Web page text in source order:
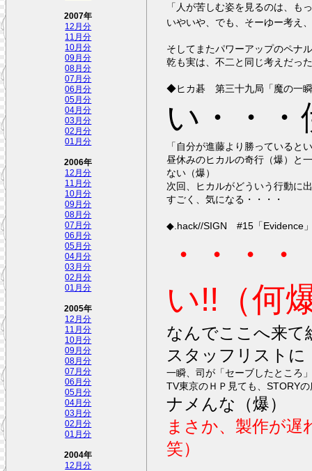
2007年
12月分
11月分
10月分
09月分
08月分
07月分
06月分
05月分
04月分
03月分
02月分
01月分
2006年
12月分
11月分
10月分
09月分
08月分
07月分
06月分
05月分
04月分
03月分
02月分
01月分
2005年
12月分
11月分
10月分
09月分
08月分
07月分
06月分
05月分
04月分
03月分
02月分
01月分
2004年
12月分
「人が苦しむ姿を見るのは、も
いやいや、でも、そーゆー考え
そしてまたパワーアップのペナ
乾も実は、不二と同じ考えだっ
◆ヒカ碁 第三十九局「魔の一
い・・
「自分が進藤より勝っている
昼休みのヒカルの奇行（爆）と
ない（爆）
次回、ヒカルがどういう行動に
すごく、気になる・・・・
◆.hack//SIGN #15「Evidence
・・・
い!!（何
なんでここへ来て
スタッフリストに
一瞬、司が「セーブしたところ
TV東京のＨＰ見ても、STORY
ナメんな（爆）
まさか、製作が
笑）